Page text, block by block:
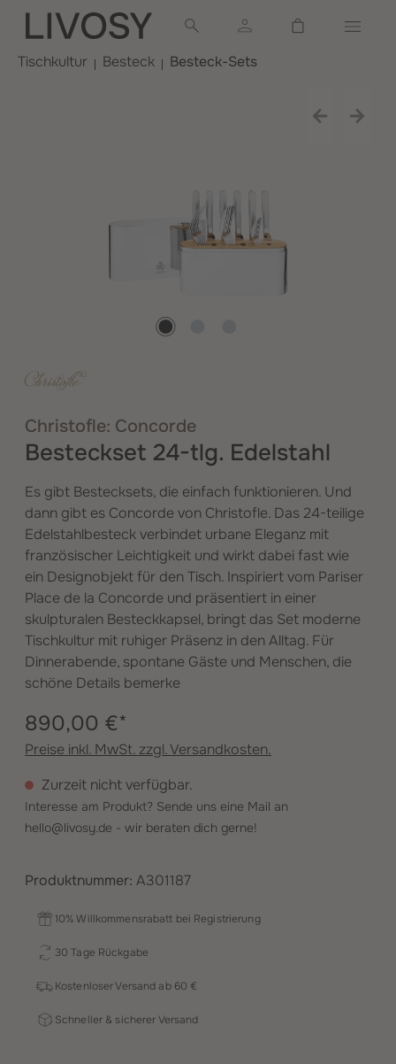
springen
Warenkorb
Tischkultur
Besteck Besteck-Sets
Christofle: Concorde
Besteckset 24-tlg. Edelstahl
Es gibt Bestecksets, die einfach funktionieren. Und
dann gibt es Concorde von Christofle. Das 24-teilige
Edelstahlbesteck verbindet urbane Eleganz mit
französischer Leichtigkeit und wirkt dabei fast wie
ein Designobjekt für den Tisch. Inspiriert vom Pariser
Place de la Concorde und präsentiert in einer
skulpturalen Besteckkapsel, bringt das Set moderne
Tischkultur mit ruhiger Präsenz in den Alltag. Für
Dinnerabende, spontane Gäste und Menschen, die
schöne Details bemerke
890,00 €*
Preise inkl. MwSt. zzgl. Versandkosten.
Zurzeit nicht verfügbar.
Interesse am Produkt? Sende uns eine Mail an
hello@livosy.de - wir beraten dich gerne!
Produktnummer:A301187
10% Willkommensrabatt bei Registrierung
30 Tage Rückgabe
Kostenloser Versand ab 60 €
Schneller & sicherer Versand